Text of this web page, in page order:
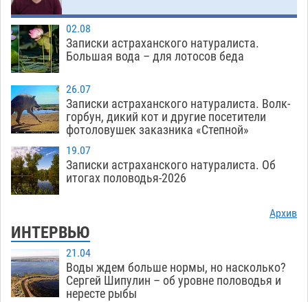
02.08
Записки астраханского натуралиста.
Большая вода – для лотосов беда
26.07
Записки астраханского натуралиста. Волк-
горбун, дикий кот и другие посетители
фотоловушек заказника «Степной»
19.07
Записки астраханского натуралиста. Об
итогах половодья-2026
Архив
ИНТЕРВЬЮ
21.04
Воды ждем больше нормы, но насколько?
Сергей Шипулин – об уровне половодья и
нересте рыбы